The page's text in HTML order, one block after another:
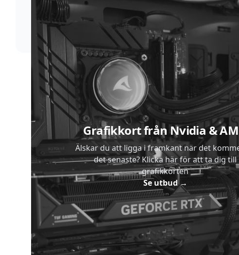
Vi förstår att du inte vill vänta. Därför packar och
skickar vi dina varor med blixtens hastighet
Grafikkort från Nvidia &
Älskar du att ligga i framkant när det
det senaste? Klicka här för att ta dig till
grafikkorten
Se utbud→